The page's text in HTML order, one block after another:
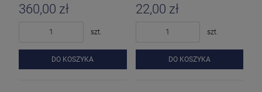
360,00 zł
szt.
DO KOSZYKA
22,00 zł
szt.
DO KOSZYKA